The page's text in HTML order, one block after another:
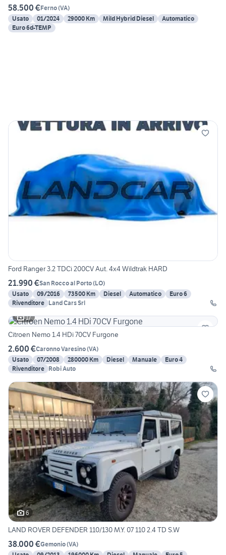
58.500 €Ferno(VA)
Usato
01/2024 29000 Km Mild Hybrid Diesel
Automatico
Euro 6d-TEMP
Ford Ranger 3.2 TDCi 200CV Aut. 4x4 Wildtrak HARD
21.990 €San Rocco al Porto(LO)
Usato
09/2016 73500 Km Diesel Automatico
Euro 6
Rivenditore Land Cars Srl
17
Citroen Nemo 1.4 HDi 70CV Furgone
2.600 €Caronno Varesino(VA)
Usato
07/2008 280000 Km Diesel Manuale
Euro 4
Rivenditore Robi Auto
6
LAND ROVER DEFENDER 110/130 M.Y. 07 110 2.4 TD S.W
38.000 €Gemonio(VA)